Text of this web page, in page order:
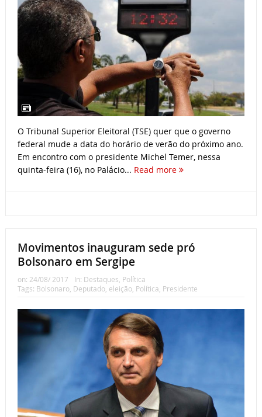
O Tribunal Superior Eleitoral (TSE) quer que o governo
federal mude a data do horário de verão do próximo ano.
Em encontro com o presidente Michel Temer, nessa
quinta-feira (16), no Palácio... Read more
Movimentos inauguram sede pró
Bolsonaro em Sergipe
on: 24/08/ 2017 In: Destaques, Política
Tags: Bolsonaro, Deputado, eleição, Política, Presidente